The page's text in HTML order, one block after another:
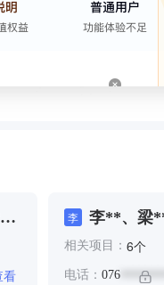
看
李 李**、梁
相关项目： 6个
电话： 076